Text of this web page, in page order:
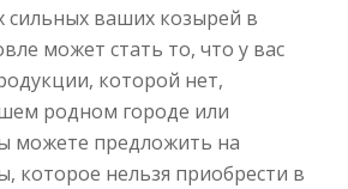
ваших козырей в
может стать то, что у вас
которой нет,
родном городе или
можете предложить на
которое нельзя приобрести в